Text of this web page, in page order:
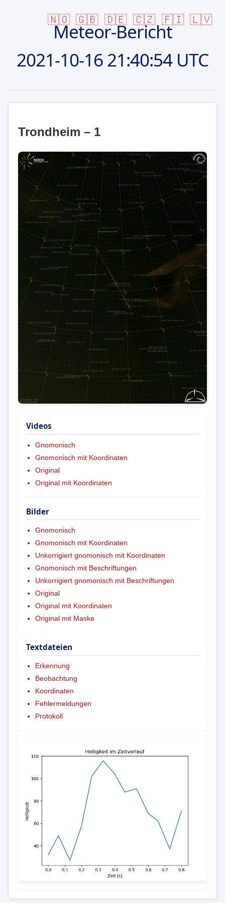
🇳🇴 🇬🇧 🇩🇪 🇨🇿 🇫🇮 🇱🇻
Meteor-Bericht
2021-10-1621:40:54 UTC
Trondheim – 1
Videos
Gnomonisch
Gnomonisch mit Koordinaten
Original
Original mit Koordinaten
Bilder
Gnomonisch
Gnomonisch mit Koordinaten
Unkorrigiert gnomonisch mit Koordinaten
Gnomonisch mit Beschriftungen
Unkorrigiert gnomonisch mit Beschriftungen
Original
Original mit Koordinaten
Original mit Maske
Textdateien
Erkennung
Beobachtung
Koordinaten
Fehlermeldungen
Protokoll